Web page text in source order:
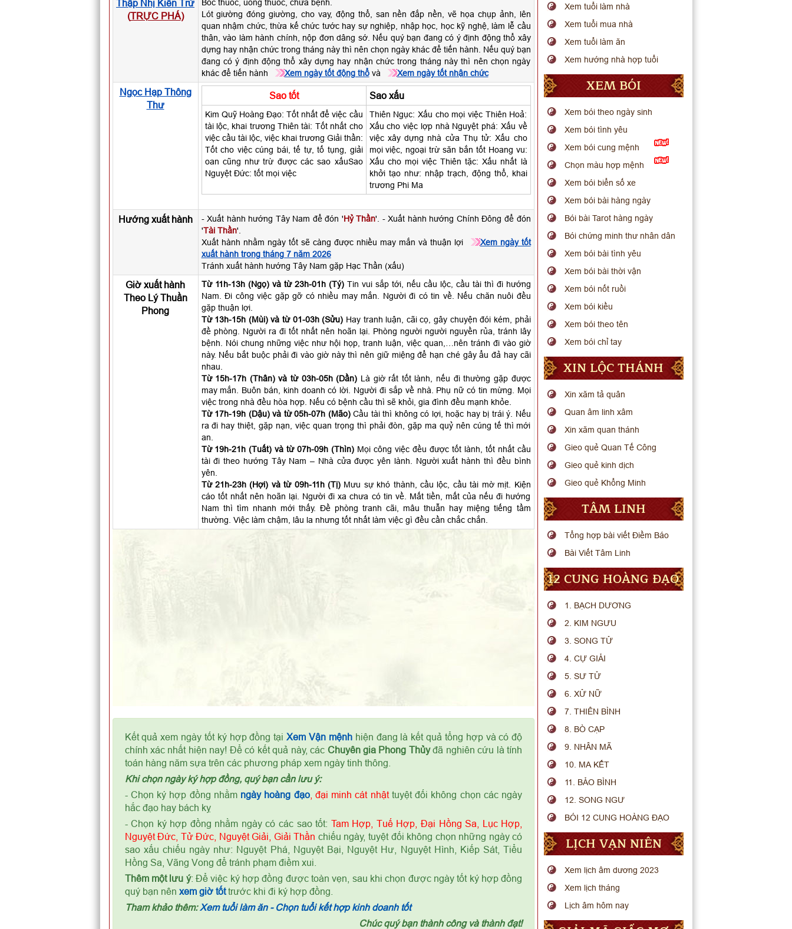
Thập Nhị Kiến Trừ
(TRỰC PHÁ)
Bốc thuốc, uống thuốc, chữa bệnh.
Lót giường đóng giường, cho vay, động thổ, san nền đắp nền, vẽ họa chụp ảnh, lên
quan nhậm chức, thừa kế chức tước hay sự nghiệp, nhập học, học kỹ nghệ, làm lễ cầu
thân, vào làm hành chính, nộp đơn dâng sớ. Nếu quý bạn đang có ý định động thổ xây
dựng hay nhận chức trong tháng này thì nên chọn ngày khác để tiến hành. Nếu quý bạn
đang có ý định động thổ xây dựng hay nhận chức trong tháng này thì nên chọn ngày
khác để tiến hành
Xem ngày tốt động thổvà Xem ngày tốt nhận chức
Ngọc Hạp Thông
Thư
Sao tốt Sao xấu
Kim Quỹ Hoàng Đạo: Tốt nhất để việc cầu
tài lộc, khai trương Thiên tài: Tốt nhất cho
việc cầu tài lộc, việc khai trương Giải thần:
Tốt cho việc cúng bái, tế tự, tố tụng, giải
oan cũng như trừ được các sao xấuSao
Nguyệt Đức: tốt mọi việc
Thiên Ngục: Xấu cho mọi việc Thiên Hoả:
Xấu cho việc lợp nhà Nguyệt phá: Xấu về
việc xây dựng nhà cửa Thụ tử: Xấu cho
mọi việc, ngoại trừ săn bắn tốt Hoang vu:
Xấu cho mọi việc Thiên tặc: Xấu nhất là
khởi tạo như: nhập trạch, động thổ, khai
trương Phi Ma
Hướng xuất hành - Xuất hành hướng Tây Nam để đón 'Hỷ Thần'. - Xuất hành hướng Chính Đông để đón
'Tài Thần'.
Xuất hành nhằm ngày tốt sẽ càng được nhiều may mắn và thuận lợi
Xem ngày tốt
xuất hành trong tháng 7 năm 2026
Tránh xuất hành hướng Tây Nam gặp Hạc Thần (xấu)
Giờ xuất hành
Theo Lý Thuần
Phong
Từ 11h-13h (Ngọ) và từ 23h-01h (Tý) Tin vui sắp tới, nếu cầu lộc, cầu tài thì đi hướng
Nam. Đi công việc gặp gỡ có nhiều may mắn. Người đi có tin về. Nếu chăn nuôi đều
gặp thuận lợi.
Từ 13h-15h (Mùi) và từ 01-03h (Sửu) Hay tranh luận, cãi cọ, gây chuyện đói kém, phải
đề phòng. Người ra đi tốt nhất nên hoãn lại. Phòng người người nguyền rủa, tránh lây
bệnh. Nói chung những việc như hội họp, tranh luận, việc quan,…nên tránh đi vào giờ
này. Nếu bắt buộc phải đi vào giờ này thì nên giữ miệng để hạn ché gây ẩu đả hay cãi
nhau.
Từ 15h-17h (Thân) và từ 03h-05h (Dần) Là giờ rất tốt lành, nếu đi thường gặp được
may mắn. Buôn bán, kinh doanh có lời. Người đi sắp về nhà. Phụ nữ có tin mừng. Mọi
việc trong nhà đều hòa hợp. Nếu có bệnh cầu thì sẽ khỏi, gia đình đều mạnh khỏe.
Từ 17h-19h (Dậu) và từ 05h-07h (Mão) Cầu tài thì không có lợi, hoặc hay bị trái ý. Nếu
ra đi hay thiệt, gặp nạn, việc quan trọng thì phải đòn, gặp ma quỷ nên cúng tế thì mới
an.
Từ 19h-21h (Tuất) và từ 07h-09h (Thìn) Mọi công việc đều được tốt lành, tốt nhất cầu
tài đi theo hướng Tây Nam – Nhà cửa được yên lành. Người xuất hành thì đều bình
yên.
Từ 21h-23h (Hợi) và từ 09h-11h (Tị) Mưu sự khó thành, cầu lộc, cầu tài mờ mịt. Kiện
cáo tốt nhất nên hoãn lại. Người đi xa chưa có tin về. Mất tiền, mất của nếu đi hướng
Nam thì tìm nhanh mới thấy. Đề phòng tranh cãi, mâu thuẫn hay miệng tiếng tầm
thường. Việc làm chậm, lâu la nhưng tốt nhất làm việc gì đều cần chắc chắn.
Kết quả xem ngày tốt ký hợp đồng tạiXem Vận mệnhhiện đang là kết quả tổng hợp và có độ
chính xác nhất hiện nay! Để có kết quả này, các Chuyên gia Phong Thủyđã nghiên cứu là tính
toán hàng năm sựa trên các phương pháp xem ngày tinh thông.
Khi chọn ngày ký hợp đồng, quý bạn cần lưu ý:
- Chọn ký hợp đồng nhằm ngày hoàng đạo, đại minh cát nhậttuyệt đối không chọn các ngày
hắc đạo hay bách kỵ
- Chọn ký hợp đồng nhằm ngày có các sao tốt: Tam Hợp, Tuế Hợp, Đại Hồng Sa, Lục Hợp,
Nguyệt Đức, Tử Đức, Nguyệt Giải, Giải Thần chiếu ngày, tuyệt đối không chọn những ngày có
sao xấu chiếu ngày như: Nguyệt Phá, Nguyệt Bại, Nguyệt Hư, Nguyệt Hình, Kiếp Sát, Tiểu
Hồng Sa, Vãng Vong để tránh phạm điềm xui.
Thêm một lưu ý: Để việc ký hợp đồng được toàn vẹn, sau khi chọn được ngày tốt ký hợp đồng
quý bạn nên xem giờ tốttrước khi đi ký hợp đồng.
Tham khảo thêm:Xem tuổi làm ăn - Chọn tuổi kết hợp kinh doanh tốt
Chúc quý bạn thành công và thành đạt!
Xem tuổi làm nhà
Xem tuổi mua nhà
Xem tuổi làm ăn
Xem hướng nhà hợp tuổi
XEM BÓI
Xem bói theo ngày sinh
Xem bói tình yêu
Xem bói cung mệnh
Chọn màu hợp mệnh
Xem bói biển số xe
Xem bói bài hàng ngày
Bói bài Tarot hàng ngày
Bói chứng minh thư nhân dân
Xem bói bài tình yêu
Xem bói bài thời vận
Xem bói nốt ruồi
Xem bói kiều
Xem bói theo tên
Xem bói chỉ tay
XIN LỘC THÁNH
Xin xăm tả quân
Quan âm linh xâm
Xin xăm quan thánh
Gieo quẻ Quan Tế Công
Gieo quẻ kinh dịch
Gieo quẻ Khổng Minh
TÂM LINH
Tổng hợp bài viết Điềm Báo
Bài Viết Tâm Linh
12 CUNG HOÀNG ĐẠO
1. BẠCH DƯƠNG
2. KIM NGƯU
3. SONG TỬ
4. CỰ GIẢI
5. SƯ TỬ
6. XỬ NỮ
7. THIÊN BÌNH
8. BÒ CẠP
9. NHÂN MÃ
10. MA KẾT
11. BẢO BÌNH
12. SONG NGƯ
BÓI 12 CUNG HOÀNG ĐẠO
LỊCH VẠN NIÊN
Xem lịch âm dương 2023
Xem lịch tháng
Lịch âm hôm nay